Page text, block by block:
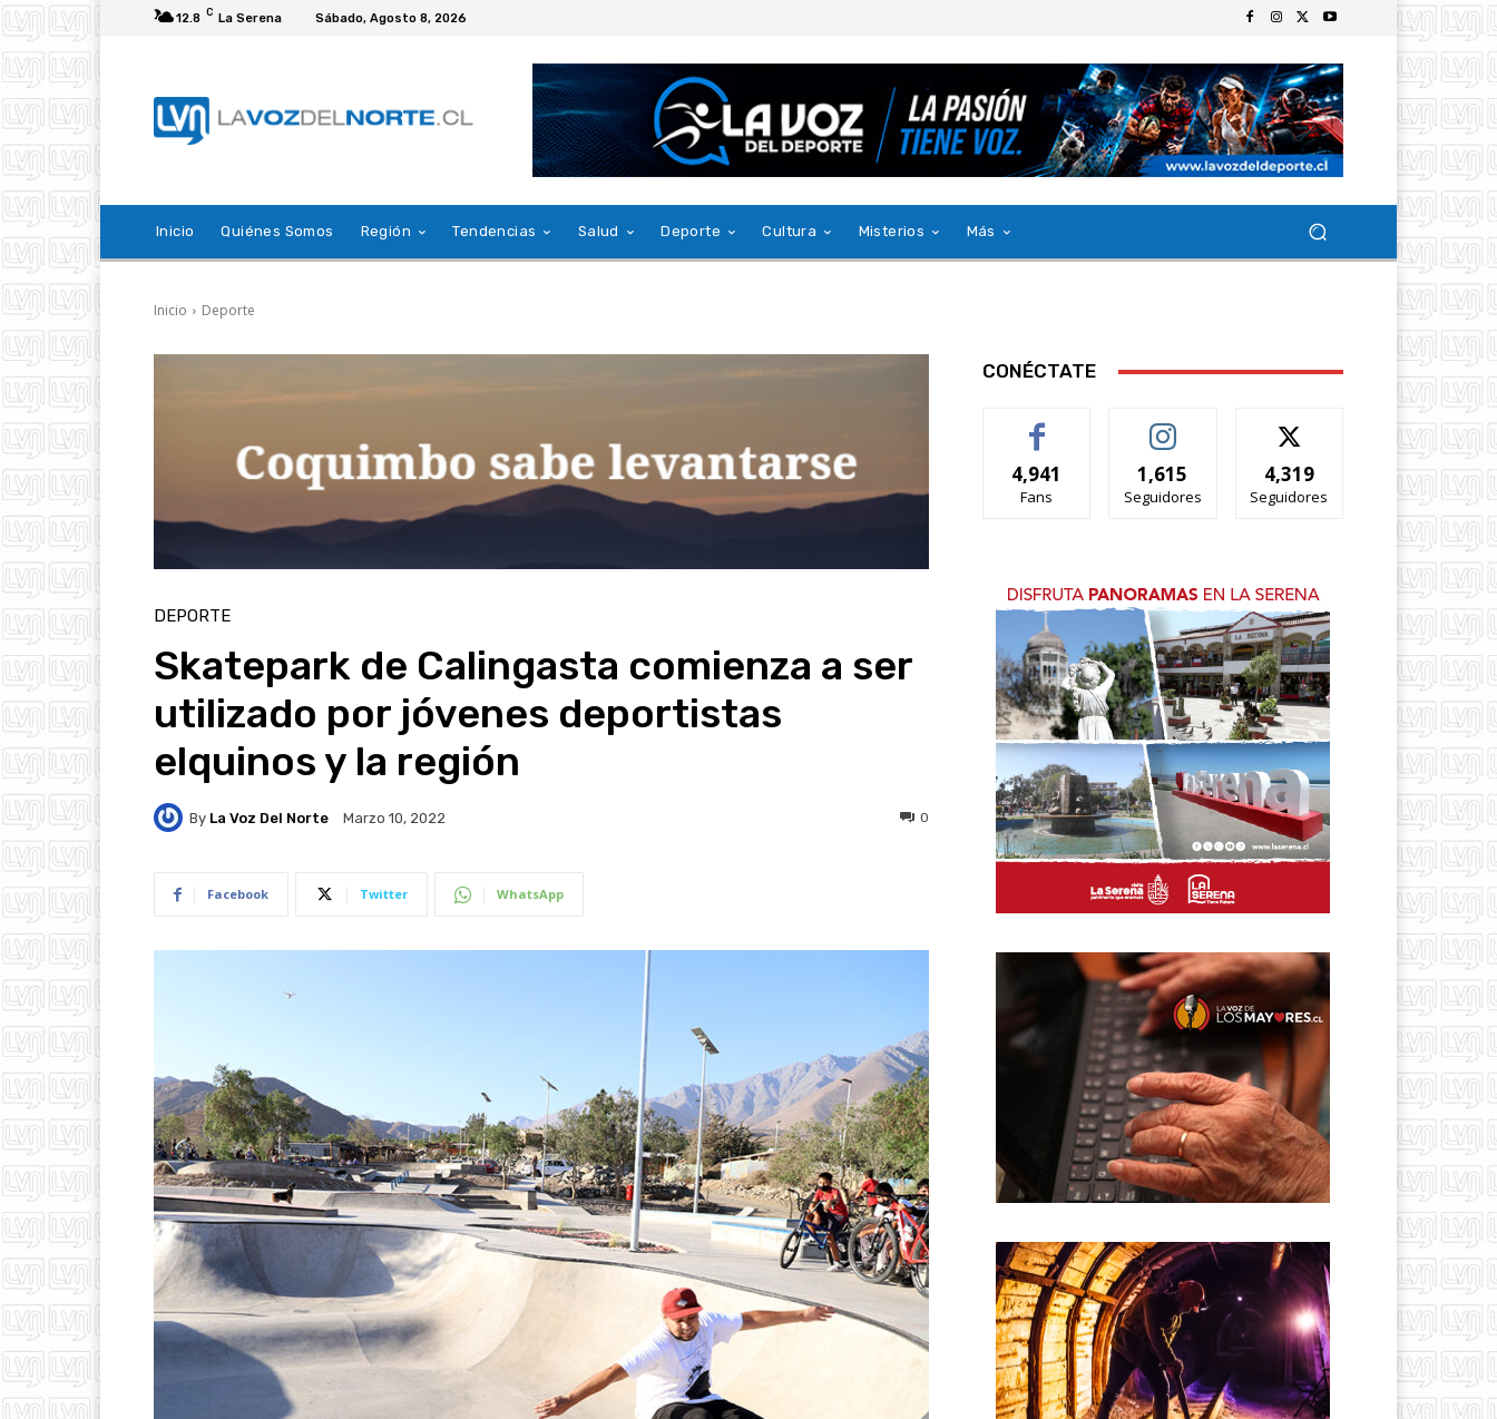
12.8 C La Serena Sábado, Agosto 8, 2026
Inicio Quiénes Somos Región Tendencias Salud Deporte Cultura Misterios Más
Inicio Deporte
DEPORTE
Skatepark de Calingasta comienza a ser
utilizado por jóvenes deportistas
elquinos y la región
By La Voz Del Norte Marzo 10, 2022 0
Facebook Twitter WhatsApp
CONÉCTATE
4,941
Fans
1,615
Seguidores
4,319
Seguidores